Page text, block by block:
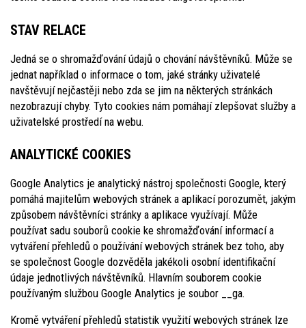
STAV RELACE
Jedná se o shromažďování údajů o chování návštěvníků. Může se
jednat například o informace o tom, jaké stránky uživatelé
navštěvují nejčastěji nebo zda se jim na některých stránkách
nezobrazují chyby. Tyto cookies nám pomáhají zlepšovat služby a
uživatelské prostředí na webu.
ANALYTICKÉ COOKIES
Google Analytics je analytický nástroj společnosti Google, který
pomáhá majitelům webových stránek a aplikací porozumět, jakým
způsobem návštěvníci stránky a aplikace využívají. Může
používat sadu souborů cookie ke shromažďování informací a
vytváření přehledů o používání webových stránek bez toho, aby
se společnost Google dozvěděla jakékoli osobní identifikační
údaje jednotlivých návštěvníků. Hlavním souborem cookie
používaným službou Google Analytics je soubor __ga.
Kromě vytváření přehledů statistik využití webových stránek lze